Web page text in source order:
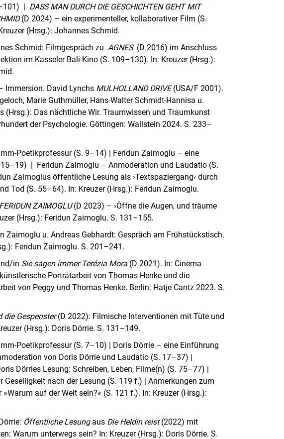
| DASS MAN DURCH DIE GESCHICHTEN GEHT MIT
(D 2024) – ein experimenteller, kollaborativer Film (S.
(Hrsg.): Johannes Schmid.
Schmid: Filmgespräch zuAGNES (D 2016) im Anschluss
im Kasseler Bali-Kino (S. 109–130). In: Kreuzer (Hrsg.):
Immersion. David Lynchs MULHOLLAND DRIVE(USA/F 2001).
Marie Guthmüller, Hans-Walter Schmidt-Hannisa u.
(Hrsg.): Das nächtliche Wir. Traumwissen und Traumkunst
der Psychologie. Göttingen: Wallstein 2024. S. 233–
Poetikprofessur (S. 9–14) | Feridun Zaimoglu – eine
| Feridun Zaimoglu – Anmoderation und Laudatio (S.
Zaimoglus öffentliche Lesung als ›Textspaziergang‹ durch
Tod (S. 55–64). In: Kreuzer (Hrsg.): Feridun Zaimoglu.
ZAIMOGLU(D 2023) – ›Öffne die Augen, und träume
(Hrsg.): Feridun Zaimoglu. S. 131–155.
Zaimoglu u. Andreas Gebhardt: Gespräch am Frühstückstisch.
Feridun Zaimoglu. S. 201–241.
in Sie sagen immer Terézia Mora (D 2021). In: Cinema
Porträtarbeit von Thomas Henke und die
von Peggy und Thomas Henke. Berlin: Hatje Cantz 2023. S.
die Gespenster(D 2022): Filmische Interventionen mit Tüte und
(Hrsg.): Doris Dörrie. S. 131–149.
Poetikprofessur (S. 7–10) | Doris Dörrie – eine Einführung
von Doris Dörrie und Laudatio (S. 17–37) |
Dörries Lesung: Schreiben, Leben, Filme(n) (S. 75–77) |
Geselligkeit nach der Lesung (S. 119 f.) | Anmerkungen zum
»Warum auf der Welt sein?« (S. 121 f.). In: Kreuzer (Hrsg.):
Öffentliche Lesungaus Die Heldin reist(2022) mit
Warum unterwegs sein? In: Kreuzer (Hrsg.): Doris Dörrie. S.